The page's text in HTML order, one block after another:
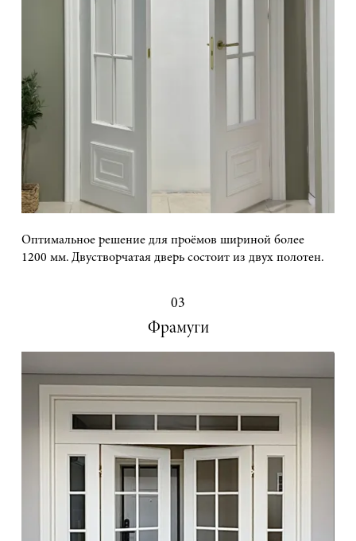
Оптимальное решение для проёмов шириной более
1200 мм. Двустворчатая дверь состоит из двух полотен.
03
Фрамуги